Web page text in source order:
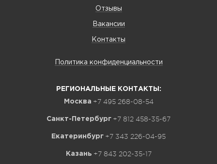
Отзывы
Вакансии
Контакты
Политика конфиденциальности
РЕГИОНАЛЬНЫЕ КОНТАКТЫ:
Москва +7 495 268-08-54
Санкт-Петербург +7 812 458-35-67
Екатеринбург +7 343 226-04-95
Казань +7 843 202-35-17